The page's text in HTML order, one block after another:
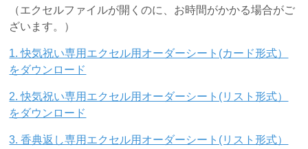
（エクセルファイルが開くのに、お時間がかかる場合がご
ざいます。）
1. 快気祝い専用エクセル用オーダーシート(カード形式）
をダウンロード
2. 快気祝い専用エクセル用オーダーシート(リスト形式）
をダウンロード
3. 香典返し専用エクセル用オーダーシート(リスト形式）